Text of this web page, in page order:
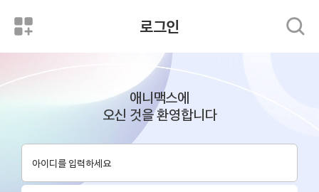
로그인
애니맥스에
오신 것을 환영합니다